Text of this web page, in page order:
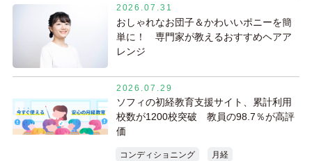
2026.07.31
おしゃれなお団子＆かわいいポニーを簡
単に！ 専門家が教えるおすすめヘアア
レンジ
2026.07.29
ソフィの初経教育支援サイト、累計利用
校数が1200校突破 教員の98.7％が高評
価
コンディショニング 月経